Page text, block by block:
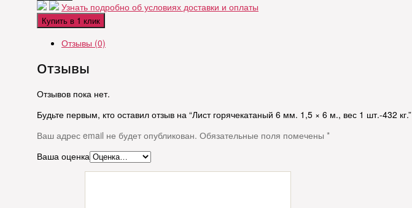
Узнать подробно об условиях доставки и оплаты
Купить в 1 клик
Отзывы (0)
Отзывы
Отзывов пока нет.
Будьте первым, кто оставил отзыв на “Лист горячекатаный 6 мм. 1,5 × 6 м., вес 1 шт.-432 кг.”
Ваш адрес email не будет опубликован. Обязательные поля помечены *
Ваша оценка